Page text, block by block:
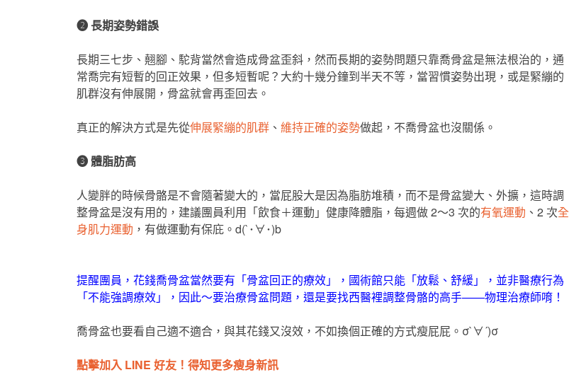
❷ 長期姿勢錯誤
長期三七步、翹腳、駝背當然會造成骨盆歪斜，然而長期的姿勢問題只靠喬骨盆是無法根治的，通
常喬完有短暫的回正效果，但多短暫呢？大約十幾分鐘到半天不等，當習慣姿勢出現，或是緊繃的
肌群沒有伸展開，骨盆就會再歪回去。
真正的解決方式是先從伸展緊繃的肌群 、 維持正確的姿勢做起，不喬骨盆也沒關係。
❸ 體脂肪高
人變胖的時候骨骼是不會隨著變大的，當屁股大是因為脂肪堆積，而不是骨盆變大、外擴，這時調
整骨盆是沒有用的，建議團員利用「飲食＋運動」健康降體脂，每週做 2～3 次的有氧運動 、2 次全
身肌力運動 ，有做運動有保庇。d(`･∀･)b
提醒團員，花錢喬骨盆當然要有「骨盆回正的療效」，國術館只能「放鬆、舒緩」，並非醫療行為
「不能強調療效」，因此～要治療骨盆問題，還是要找西醫裡調整骨骼的高手——物理治療師唷！
喬骨盆也要看自己適不適合，與其花錢又沒效，不如換個正確的方式瘦屁屁。σ`∀´)σ
點擊加入 LINE 好友！得知更多瘦身新訊